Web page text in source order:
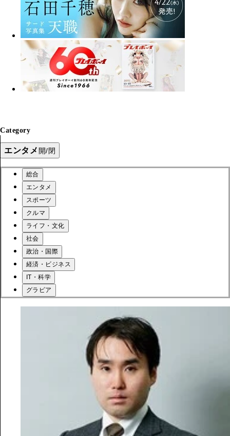
Category
エンタメ 開/閉
総合
エンタメ
スポーツ
クルマ
ライフ・文化
社会
政治・国際
経済・ビジネス
IT・科学
グラビア